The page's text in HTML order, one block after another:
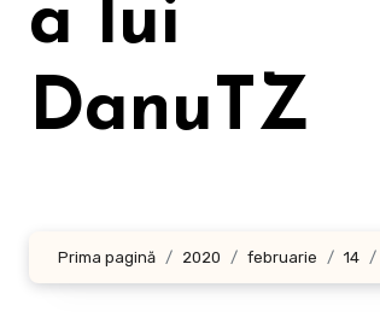
a lui
DanuTZ
Prima pagină 2020 februarie 14